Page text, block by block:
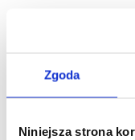
Zgoda
Niniejsza strona
PrestaShop dobrze
Rozmiary, kolory,
Problemy pojawiają